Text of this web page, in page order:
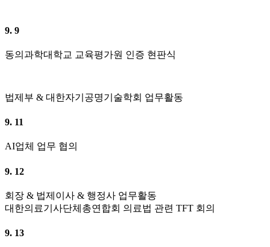
9. 9
동의과학대학교 교육평가원 인증 현판식
법제부 & 대한자기공명기술학회 업무활동
9. 11
AI업체 업무 협의
9. 12
회장 & 법제이사 & 행정사 업무활동
대한의료기사단체총연합회 의료법 관련 TFT 회의
9. 13